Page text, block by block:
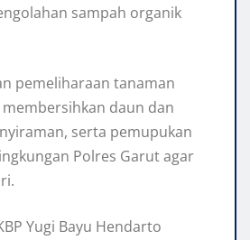
sampah organik
pemeliharaan tanaman
daun dan
serta pemupukan
Polres Garut agar
Yugi Bayu Hendarto